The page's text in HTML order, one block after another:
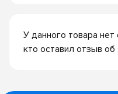
У данного товара
кто оставил отзыв об